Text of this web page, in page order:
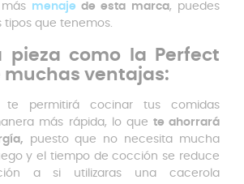
menaje de esta marca, puedes
tipos que tenemos.
pieza como la Perfect
muchas ventajas:
te permitirá cocinar tus comidas
más rápida, lo que te ahorrará
puesto que no necesita mucha
y el tiempo de cocción se reduce
a si utilizaras una cacerola